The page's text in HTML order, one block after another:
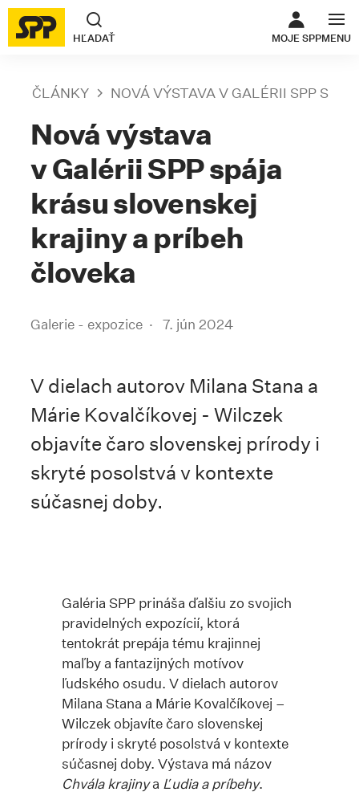
HĽADAŤ MOJE SPP
ODKAZ SA
MENU
ČLÁNKY NOVÁ VÝSTAVA V GALÉRII SPP
Nová výstava
v Galérii SPP spája
krásu slovenskej
krajiny a príbeh
človeka
Galerie - expozice 7. jún 2024
V dielach autorov Milana Stana a
Márie Kovalčíkovej - Wilczek
objavíte čaro slovenskej prírody i
skryté posolstvá v kontexte
súčasnej doby.
Galéria SPP prináša ďalšiu zo svojich
pravidelných expozícií, ktorá
tentokrát prepája tému krajinnej
maľby a fantazijných motívov
ľudského osudu. V dielach autorov
Milana Stana a Márie Kovalčíkovej –
Wilczek objavíte čaro slovenskej
prírody i skryté posolstvá v kontexte
súčasnej doby. Výstava má názov
Chvála krajinya Ľudia a príbehy.